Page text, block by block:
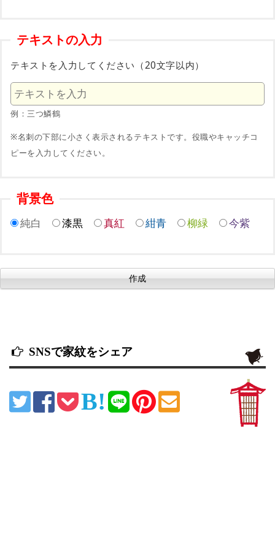
テキストの入力
テキストを入力してください（20文字以内）
例：三つ鱗鶴
※名刺の下部に小さく表示されるテキストです。役職やキャッチコ
ピーを入力してください。
背景色
純白 漆黒 真紅 紺青 柳緑 今紫
SNSで家紋をシェア